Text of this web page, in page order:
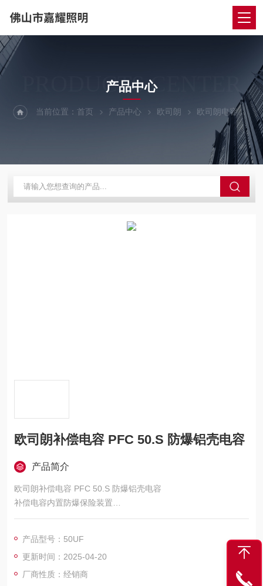
PRODUCTS CENTER
产品中心
当前位置：首页 产品中心 欧司朗 欧司朗电容
欧司朗补偿电容 PFC 50.S 防爆铝壳电容
产品简介
欧司朗补偿电容 PFC 50.S 防爆铝壳电容
补偿电容内置防爆保险装置
特殊设计的密封结构
产品型号：50UF
更新时间：2025-04-20
厂商性质：经销商